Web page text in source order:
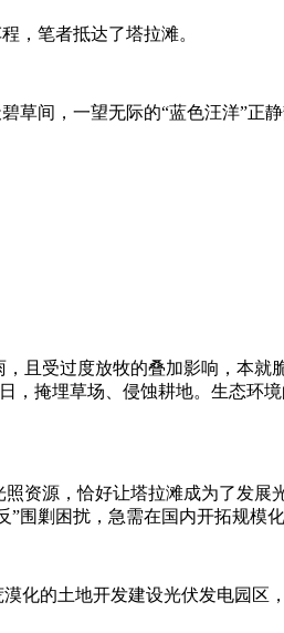
，笔者抵达了塔拉滩。
草间，一望无际的“蓝色汪洋”
且受过度放牧的叠加影响，本就
，掩埋草场、侵蚀耕地。生态环
资源，恰好让塔拉滩成为了发
围剿困扰，急需在国内开拓规模
化的土地开发建设光伏发电园区